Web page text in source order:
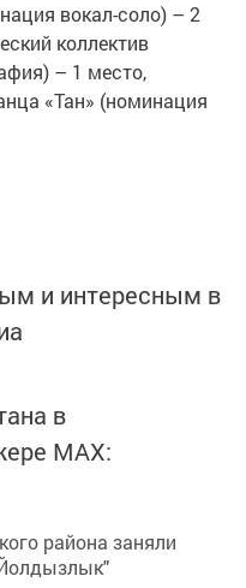
вокал-соло) – 2
коллектив
– 1 место,
«Тан» (номинация
и интересным в
в
MАХ: